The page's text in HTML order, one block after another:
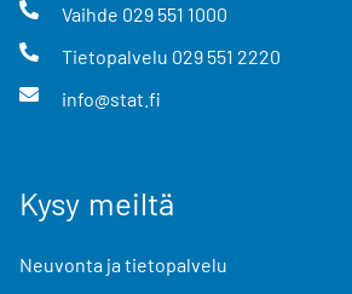
Vaihde 029 551 1000
Tietopalvelu 029 551 2220
info@stat.fi
Kysy meiltä
Neuvonta ja tietopalvelu